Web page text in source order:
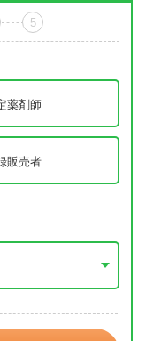
5
薬剤師
販売者